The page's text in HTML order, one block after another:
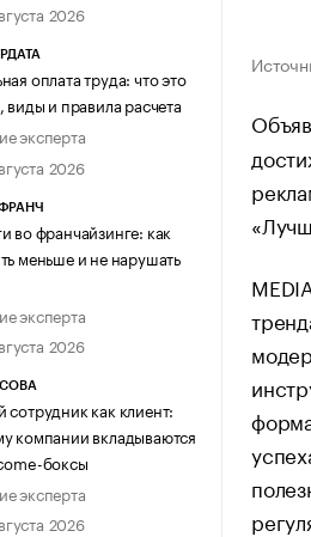
2026
оплата труда: что это
виды и правила расчета
эксперта
2026
во франчайзинге: как
меньше и не нарушать
эксперта
2026
СОВА
сотрудник как клиент:
компании вкладываются
боксы
эксперта
2026